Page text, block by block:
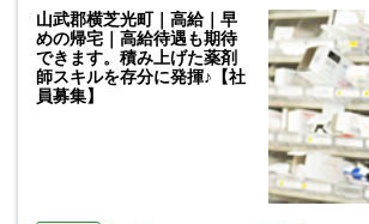
山武郡横芝光町｜高給｜早
めの帰宅｜高給待遇も期待
できます。積み上げた薬剤
師スキルを存分に発揮♪【社
員募集】